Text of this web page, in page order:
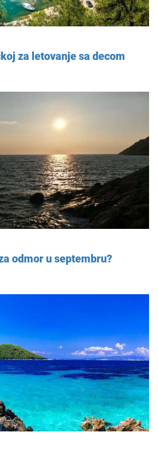
za letovanje sa decom
odmor u septembru?